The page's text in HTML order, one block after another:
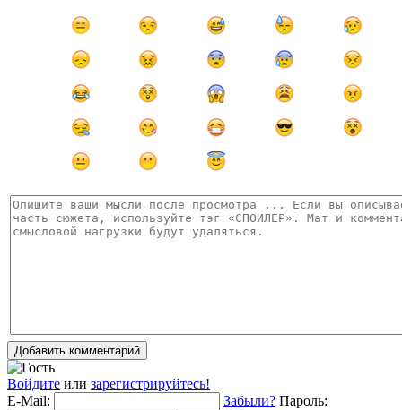
Добавить комментарий
Войдите или зарегистрируйтесь!
E-Mail:
Забыли? Пароль: